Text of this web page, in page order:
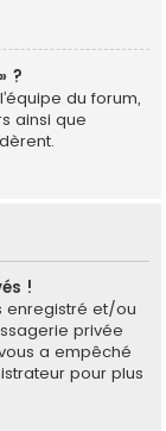
?
du forum,
ainsi que
!
enregistré et/ou
privée
a empêché
pour plus